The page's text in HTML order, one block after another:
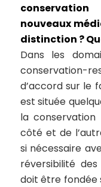
nouveaux
distinction ?
Dans les
d’accord sur le
est située
la conservation
côté et de
si nécessaire
réversibilité
doit être fondée